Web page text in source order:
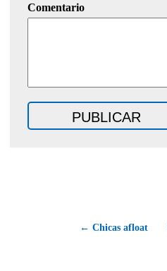
Comentario
← Chicas afloat